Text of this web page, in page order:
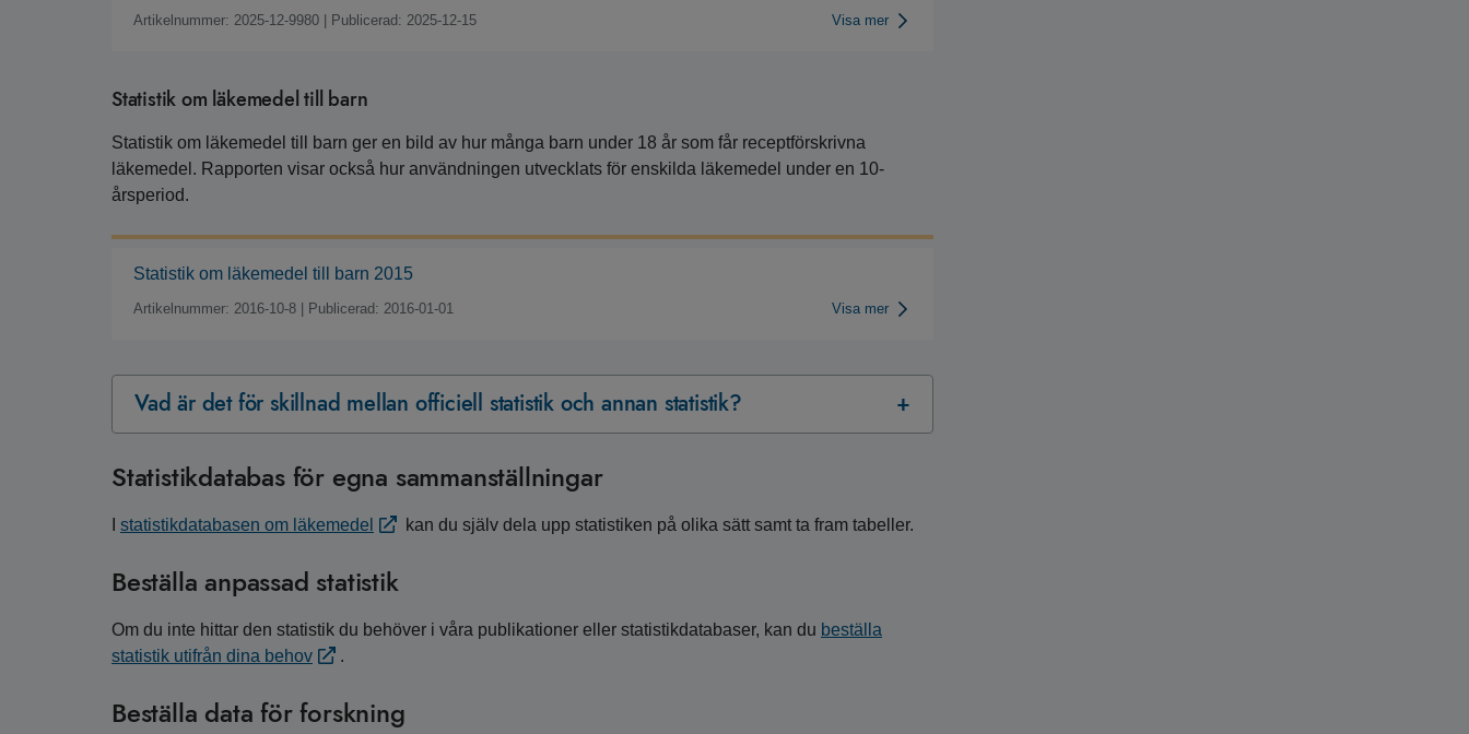
Artikelnummer: 2025-12-9980 Publicerad: 2025-12-15 Visa mer
Statistik om läkemedel till barn
Statistik om läkemedel till barn ger en bild av hur många barn under 18 år som får receptförskrivna
läkemedel. Rapporten visar också hur användningen utvecklats för enskilda läkemedel under en 10-
årsperiod.
Statistik om läkemedel till barn 2015
Artikelnummer: 2016-10-8 Publicerad: 2016-01-01 Visa mer
Vad är det för skillnad mellan officiell statistik och annan statistik?
Statistikdatabas för egna sammanställningar
statistikdatabasen om läkemedel kan du själv dela upp statistiken på olika sätt samt ta fram tabeller.
Beställa anpassad statistik
Om du inte hittar den statistik du behöver i våra publikationer eller statistikdatabaser, kan du beställa
statistik utifrån dina behov
.
Beställa data för forskning